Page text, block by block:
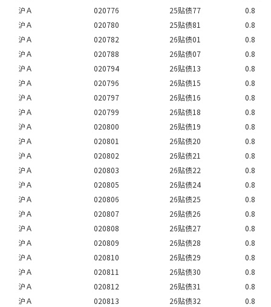
沪Ａ
020776 25贴债77
0.8
沪Ａ
020780 25贴债81
0.8
沪Ａ
020782 26贴债01
0.8
沪Ａ
020788 26贴债07
0.8
沪Ａ
020794 26贴债13
0.8
沪Ａ
020796 26贴债15
0.8
沪Ａ
020797 26贴债16
0.8
沪Ａ
020799 26贴债18
0.8
沪Ａ
020800 26贴债19
0.8
沪Ａ
020801 26贴债20
0.8
沪Ａ
020802 26贴债21
0.8
沪Ａ
020803 26贴债22
0.8
沪Ａ
020805 26贴债24
0.8
沪Ａ
020806 26贴债25
0.8
沪Ａ
020807 26贴债26
0.8
沪Ａ
020808 26贴债27
0.8
沪Ａ
020809 26贴债28
0.8
沪Ａ
020810 26贴债29
0.8
沪Ａ
020811 26贴债30
0.8
沪Ａ
020812 26贴债31
0.8
沪Ａ
020813 26贴债32
0.8